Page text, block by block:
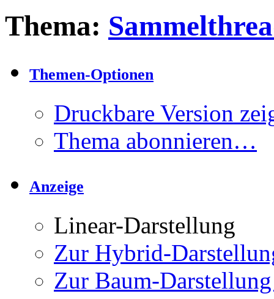
Thema:
Themen-Optionen
Druckbare Version
Thema abonnieren…
Anzeige
Linear-Darstellung
Zur Hybrid-
Zur Baum-